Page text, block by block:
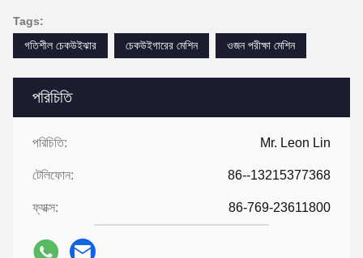
পরিচিতি
পরিচিতি: Mr. Leon Lin
টেলিফোন: 86--13215377368
ফ্যাক্স: 86-769-23611800
Tags:
গতিশীল চেকউইঝার
চেকউইগারের মেশিন ওজন পরীক্ষা মেশিন